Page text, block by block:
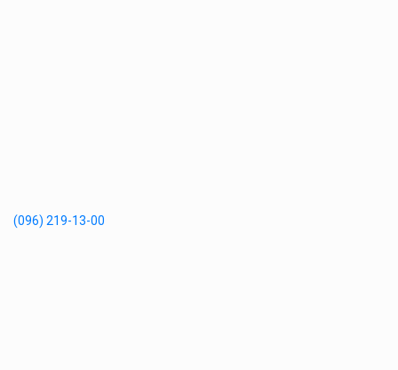
(096) 219-13-00